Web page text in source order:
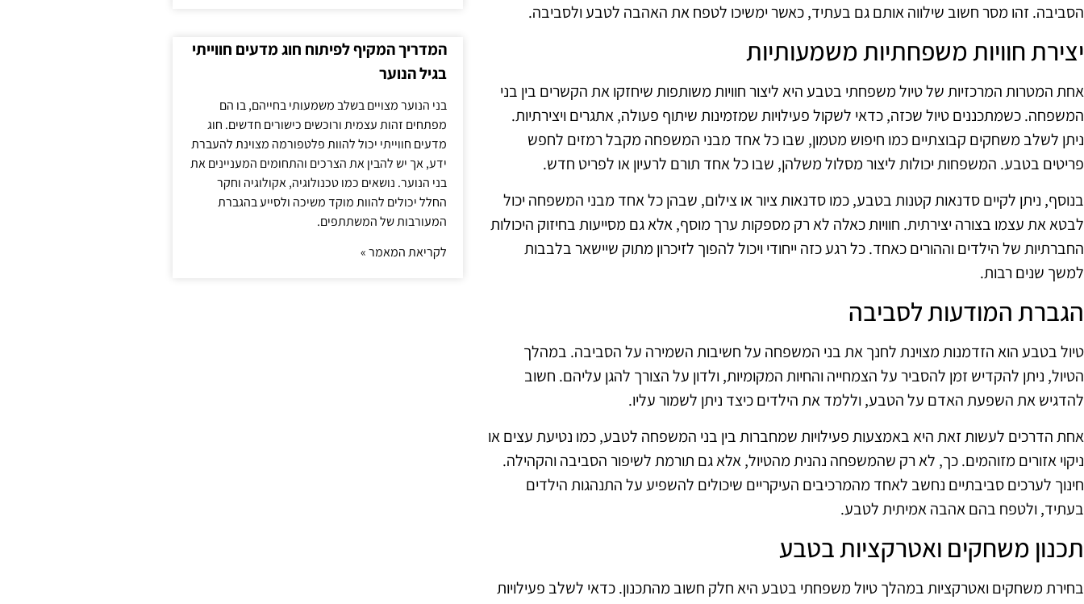
הסביבה. זהו מסר חשוב שילווה אותם גם בעתיד, כאשר ימשיכו לטפח את האהבה לטבע ולסביבה.
יצירת חוויות משפחתיות משמעותיות
אחת המטרות המרכזיות של טיול משפחתי בטבע היא ליצור חוויות משותפות שיחזקו את הקשרים בין בני
המשפחה. כשמתכננים טיול שכזה, כדאי לשקול פעילויות שמזמינות שיתוף פעולה, אתגרים ויצירתיות.
ניתן לשלב משחקים קבוצתיים כמו חיפוש מטמון, שבו כל אחד מבני המשפחה מקבל רמזים לחפש
פריטים בטבע. המשפחות יכולות ליצור מסלול משלהן, שבו כל אחד תורם לרעיון או לפריט חדש.
בנוסף, ניתן לקיים סדנאות קטנות בטבע, כמו סדנאות ציור או צילום, שבהן כל אחד מבני המשפחה יכול
לבטא את עצמו בצורה יצירתית. חוויות כאלה לא רק מספקות ערך מוסף, אלא גם מסייעות בחיזוק היכולות
החברתיות של הילדים וההורים כאחד. כל רגע כזה ייחודי ויכול להפוך לזיכרון מתוק שיישאר בלבבות
למשך שנים רבות.
הגברת המודעות לסביבה
טיול בטבע הוא הזדמנות מצוינת לחנך את בני המשפחה על חשיבות השמירה על הסביבה. במהלך
הטיול, ניתן להקדיש זמן להסביר על הצמחייה והחיות המקומיות, ולדון על הצורך להגן עליהם. חשוב
להדגיש את השפעת האדם על הטבע, וללמד את הילדים כיצד ניתן לשמור עליו.
אחת הדרכים לעשות זאת היא באמצעות פעילויות שמחברות בין בני המשפחה לטבע, כמו נטיעת עצים או
ניקוי אזורים מזוהמים. כך, לא רק שהמשפחה נהנית מהטיול, אלא גם תורמת לשיפור הסביבה והקהילה.
חינוך לערכים סביבתיים נחשב לאחד מהמרכיבים העיקריים שיכולים להשפיע על התנהגות הילדים
בעתיד, ולטפח בהם אהבה אמיתית לטבע.
תכנון משחקים ואטרקציות בטבע
בחירת משחקים ואטרקציות במהלך טיול משפחתי בטבע היא חלק חשוב מהתכנון. כדאי לשלב פעילויות
המדריך המקיף לפיתוח חוג מדעים חווייתי
בגיל הנוער
בני הנוער מצויים בשלב משמעותי בחייהם, בו הם
מפתחים זהות עצמית ורוכשים כישורים חדשים. חוג
מדעים חווייתי יכול להוות פלטפורמה מצוינת להעברת
ידע, אך יש להבין את הצרכים והתחומים המעניינים את
בני הנוער. נושאים כמו טכנולוגיה, אקולוגיה וחקר
החלל יכולים להוות מוקד משיכה ולסייע בהגברת
המעורבות של המשתתפים.
לקריאת המאמר »